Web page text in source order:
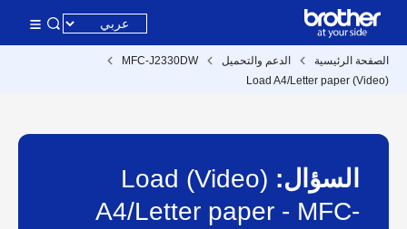
الصفحة الرئيسية الدعم والتحميل
MFC-J2330DW
السؤال:
(Video) Load
A4/Letter paper - MFC-